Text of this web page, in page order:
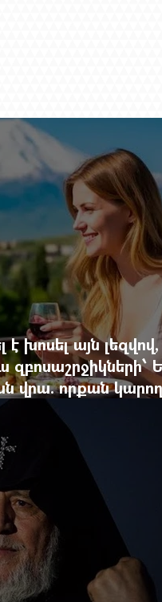
խոսել այն լեզվով,
զբոսաշրջիկների՝
վրա. որքան
ճգնաժամը